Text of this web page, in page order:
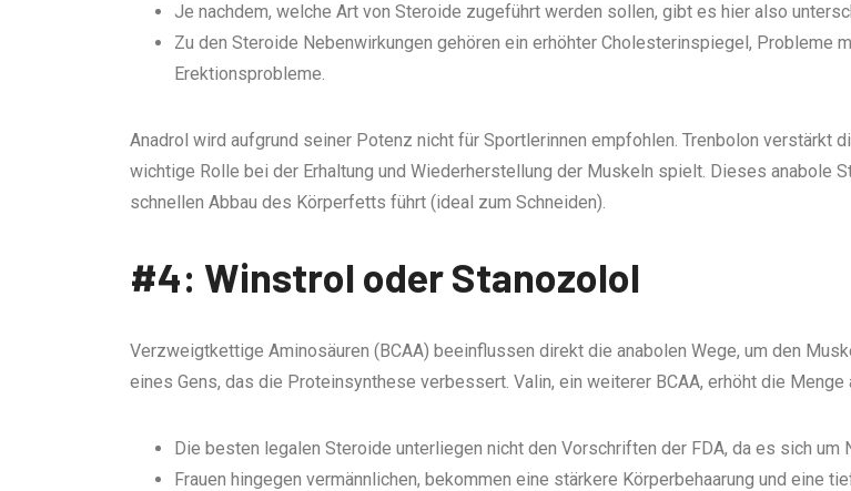
Je nachdem, welche Art von Steroide zugeführt werden sollen, gibt es hier also
Zu den Steroide Nebenwirkungen gehören ein erhöhter Cholesterinspiegel,
Erektionsprobleme.
Anadrol wird aufgrund seiner Potenz nicht für Sportlerinnen empfohlen. Trenbolon verstärkt
wichtige Rolle bei der Erhaltung und Wiederherstellung der Muskeln spielt. Dieses anabole
schnellen Abbau des Körperfetts führt (ideal zum Schneiden).
#4: Winstrol oder Stanozolol
Verzweigtkettige Aminosäuren (BCAA) beeinflussen direkt die anabolen Wege, um den
eines Gens, das die Proteinsynthese verbessert. Valin, ein weiterer BCAA, erhöht die
Die besten legalen Steroide unterliegen nicht den Vorschriften der FDA, da es sich um
Frauen hingegen vermännlichen, bekommen eine stärkere Körperbehaarung und eine